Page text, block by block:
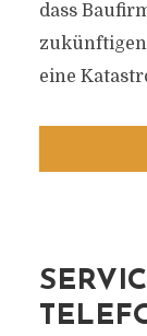
dass
zukünftigen
eine